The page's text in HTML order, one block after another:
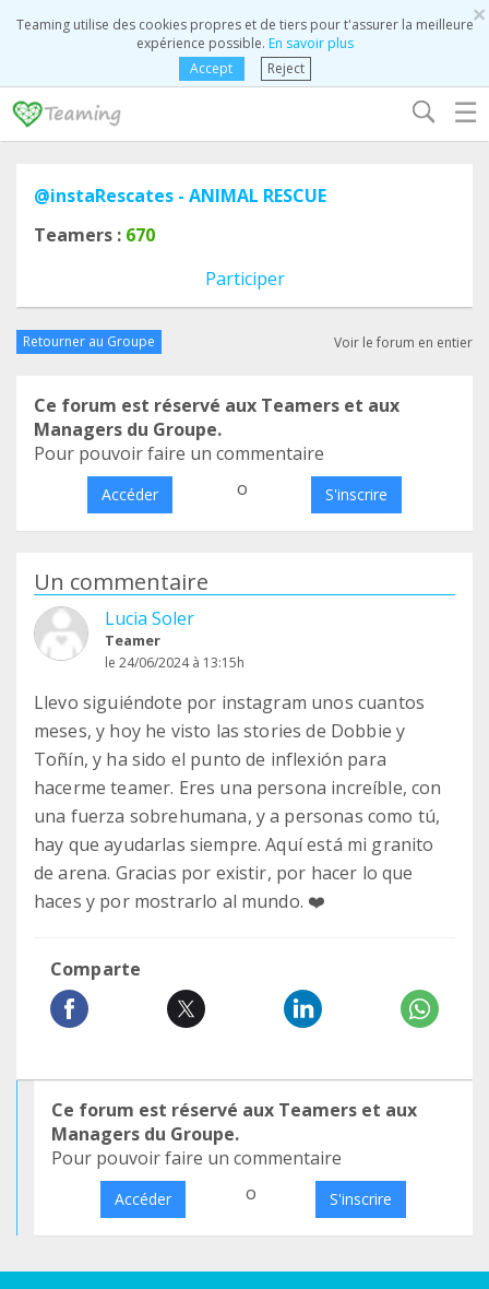
×
Teaming utilise des cookies propres et de tiers pour t'assurer la meilleure
expérience possible. En savoir plus
Accept
Reject
☰
@instaRescates - ANIMAL RESCUE
Teamers : 670
Participer
Retourner au Groupe Voir le forum en entier
Ce forum est réservé aux Teamers et aux
Managers du Groupe.
Pour pouvoir faire un commentaire
Accéder o S'inscrire
Un commentaire
Lucia Soler
Teamer
le 24/06/2024 à 13:15h
Llevo siguiéndote por instagram unos cuantos
meses, y hoy he visto las stories de Dobbie y
Toñín, y ha sido el punto de inflexión para
hacerme teamer. Eres una persona increíble, con
una fuerza sobrehumana, y a personas como tú,
hay que ayudarlas siempre. Aquí está mi granito
de arena. Gracias por existir, por hacer lo que
haces y por mostrarlo al mundo. ❤️
Comparte
Ce forum est réservé aux Teamers et aux
Managers du Groupe.
Pour pouvoir faire un commentaire
Accéder o S'inscrire